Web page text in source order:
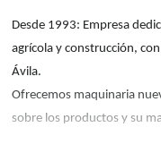
Desde 1993: Empresa
agrícola y construcción,
Ávila.
Ofrecemos maquinaria
sobre los productos y su